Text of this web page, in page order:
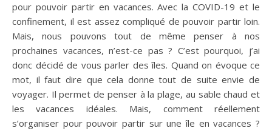
pour pouvoir partir en vacances. Avec la COVID-19 et le
confinement, il est assez compliqué de pouvoir partir loin.
Mais, nous pouvons tout de même penser à nos
prochaines vacances, n’est-ce pas ? C’est pourquoi, j’ai
donc décidé de vous parler des îles. Quand on évoque ce
mot, il faut dire que cela donne tout de suite envie de
voyager. Il permet de penser à la plage, au sable chaud et
les vacances idéales. Mais, comment réellement
s’organiser pour pouvoir partir sur une île en vacances ?